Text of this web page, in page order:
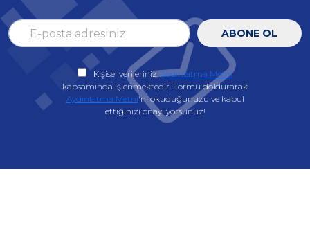
ABONE OL
Kişisel verileriniz, Aydınlatma Metni
kapsamında işlenmektedir. Formu doldurarak
Aydınlatma Metni'ni okuduğunuzu ve kabul
ettiğinizi onaylıyorsunuz!